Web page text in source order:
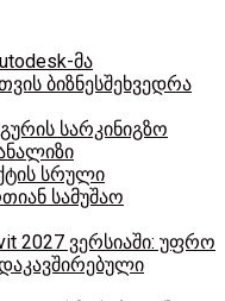
მა
ბიზნესშეხვედრა
სარკინიგზო
სრული
სამუშაო
2027 ვერსიაში: უფრო